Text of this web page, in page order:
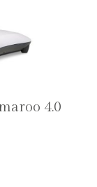
4.0